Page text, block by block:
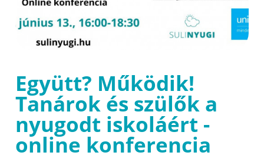
Együtt? Működik!
Tanárok és szülők a
nyugodt iskoláért -
online konferencia